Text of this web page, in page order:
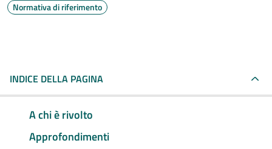
Normativa di riferimento
INDICE DELLA PAGINA
A chi è rivolto
Approfondimenti